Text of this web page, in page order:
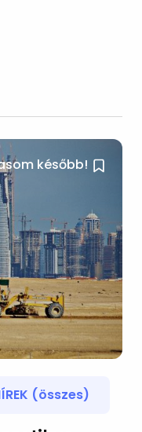
később!
(összes)